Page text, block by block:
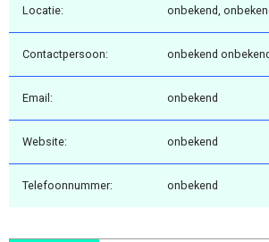
Locatie: onbekend,
Contactpersoon: onbekend
Email: onbekend
Website: onbekend
Telefoonnummer: onbekend